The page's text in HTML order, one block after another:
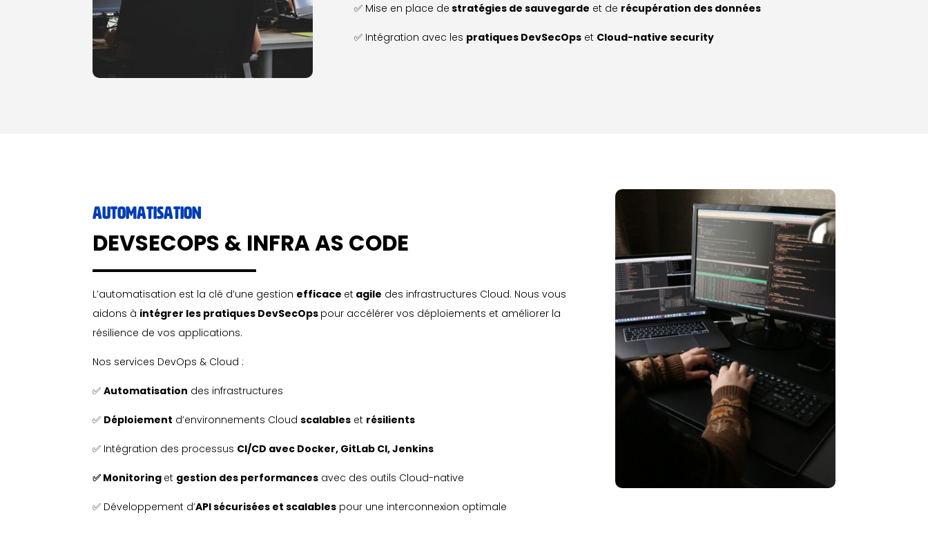
✅ Mise en place de stratégies de sauvegarde et de récupération des données
✅ Intégration avec les pratiques DevSecOpset Cloud-native security
AUTOMATISATION
DEVSECOPS & INFRA AS CODE
L’automatisation est la clé d’une gestion efficace et agile des infrastructures Cloud. Nous vous
aidons à intégrer les pratiques DevSecOps pour accélérer vos déploiements et améliorer la
résilience de vos applications.
Nos services DevOps & Cloud :
✅Automatisation des infrastructures
✅ Déploiement d’environnements Cloudscalables et résilients
✅ Intégration des processus CI/CD avec Docker, GitLab CI,Jenkins
✅ Monitoring et gestion des performances avec des outils Cloud-native
✅ Développement d’API sécurisées et scalables pour une interconnexion optimale